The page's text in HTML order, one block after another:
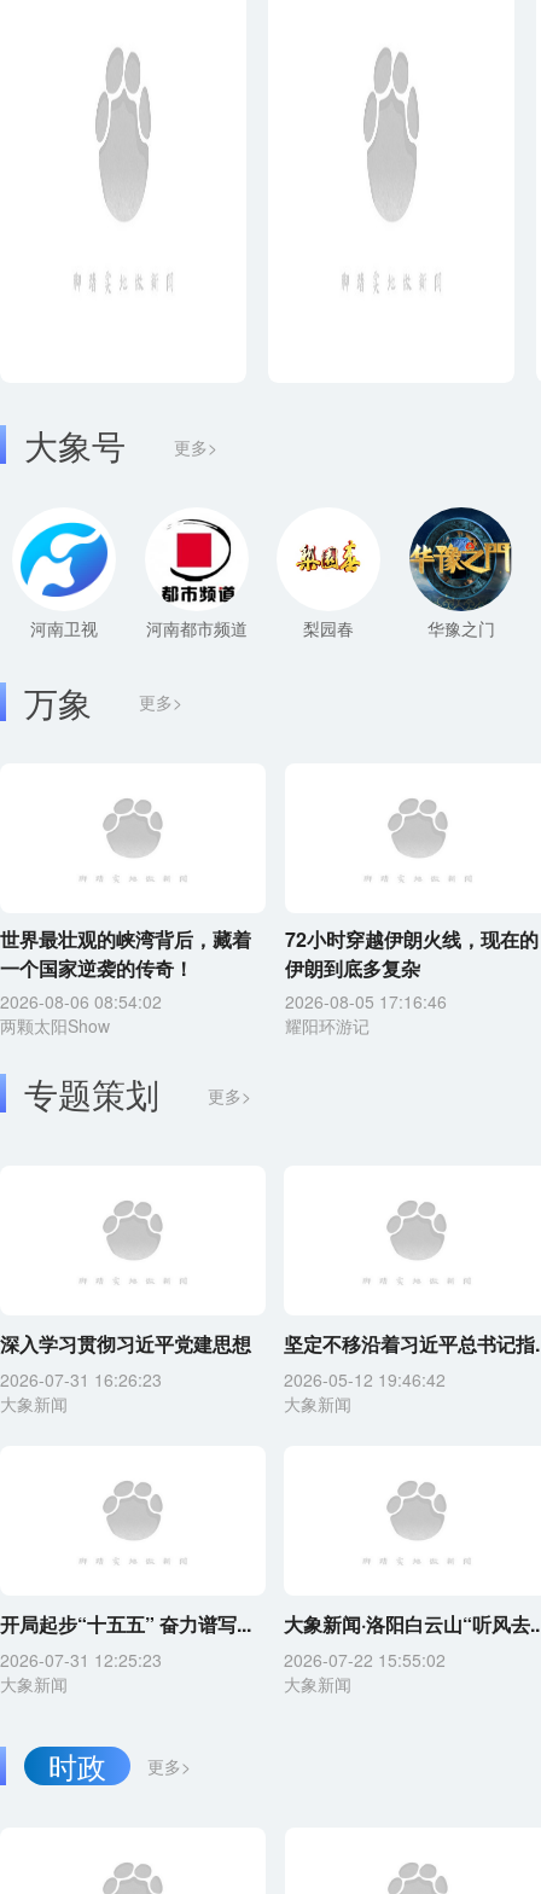
大象号 更多>
河南卫视 河南都市频道 梨园春 华豫之门
更多>
万象
世界最壮观的峡湾背后，藏着
一个国家逆袭的传奇！
2026-08-06 08:54:02
两颗太阳Show
72小时穿越伊朗火线，现在的
伊朗到底多复杂
2026-08-05 17:16:46
耀阳环游记
专题策划 更多>
深入学习贯彻习近平党建思想
2026-07-31 16:26:23
大象新闻
坚定不移沿着习近平总书记指
2026-05-12 19:46:42
大象新闻
开局起步“十五五” 奋力谱写...
2026-07-31 12:25:23
大象新闻
大象新闻·洛阳白云山“听风去
2026-07-22 15:55:02
大象新闻
更多>
时政